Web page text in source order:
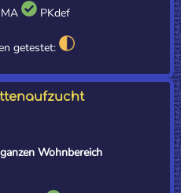
PKdef
getestet:
Wohnbereich